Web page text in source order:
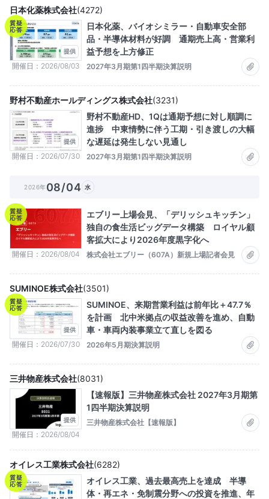
質疑
応答
提供
開催日 2026/08/03
日本化薬株式会社(4272)
日本化薬、バイオシミラー・自動車安全部
品・半導体材料が好調 通期売上高・営業利
益予想を上方修正
2027年3月期第1四半期決算説明
提供
開催日 2026/07/30
野村不動産ホールディングス株式会社(3231)
野村不動産HD、1Qは通期予想に対し順調に
進捗 中東情勢に伴う工期・引き渡しの大幅
な遅延は発生しない見通し
2027年3月期第1四半期決算説明
2026年08/04 水
質疑
応答
開催日 2026/08/04
エブリー上場会見、「デリッシュキッチン」
独自の食生活ビッグデータ構築 ロイヤル顧
客拡大により2026年度黒字化へ
株式会社エブリー（607A）新規上場記者会見
質疑
応答
提供
開催日 2026/07/30
SUMINOE株式会社(3501)
SUMINOE、来期営業利益は前年比＋47.7％
を計画 北中米拠点の収益改善を進め、自動
車・車両内装事業立て直しを図る
2026年5月期決算説明
提供
開催日 2026/08/04
三井物産株式会社(8031)
【速報版】三井物産株式会社 2027年3月期第
1四半期決算説明
三井物産株式会社【速報版】
質疑
応答
オイレス工業株式会社(6282)
オイレス工業、過去最高売上を達成 半導
体・再エネ・免制震分野への投資を推進、年